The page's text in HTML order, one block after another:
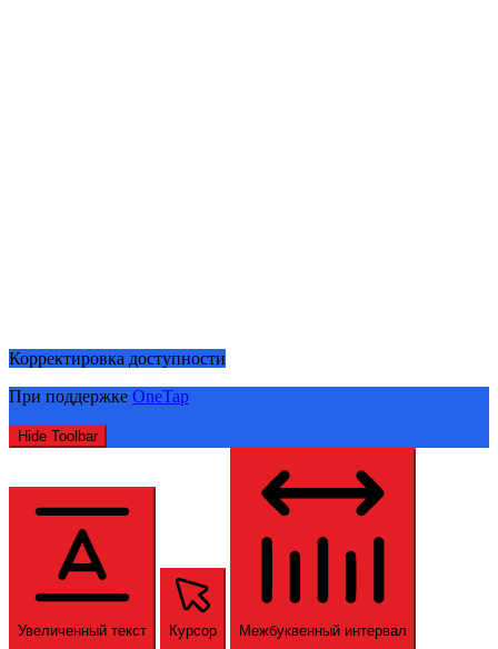
Корректировка доступности
При поддержке OneTap
Hide Toolbar
Увеличенный текст Курсор Межбуквенный интервал